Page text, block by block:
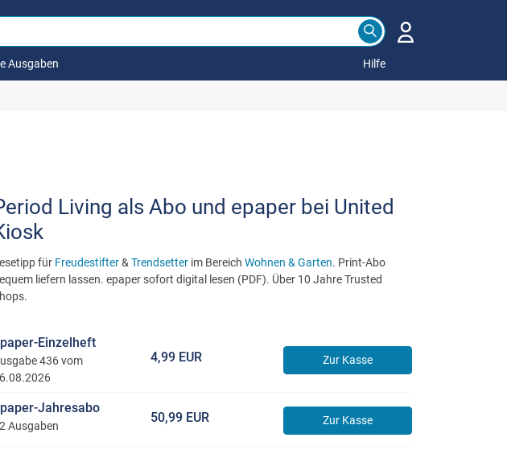
Ausgaben Hilfe
Living als Abo und epaper bei United
für Freudestifter& Trendsetterim Bereich Wohnen & Garten. Print-Abo
liefern lassen. epaper sofort digital lesen (PDF). Über 10 Jahre Trusted
Einzelheft
436 vom
Zur Kasse
4,99 EUR
Jahresabo
Ausgaben Zur Kasse
50,99 EUR